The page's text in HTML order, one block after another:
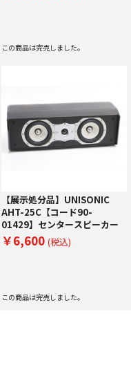
この商品は完売しました。
【展示処分品】UNISONIC
AHT-25C【コード90-
01429】センタースピーカー
￥6,600(税込)
この商品は完売しました。